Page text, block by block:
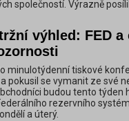
společností. Výrazně
výhled: FED a
minulotýdenní tiskové
pokusil se vymanit ze své
budou tento týden
rezervního
a úterý.